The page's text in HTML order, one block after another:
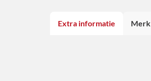
Extra informatie Merk